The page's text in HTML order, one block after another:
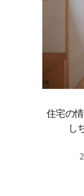
住宅の
し